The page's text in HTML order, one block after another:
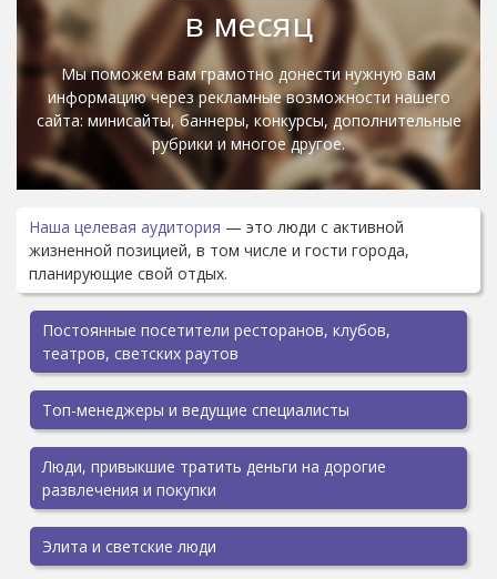
в месяц
Мы поможем вам грамотно донести нужную вам
информацию через рекламные возможности нашего
сайта: минисайты, баннеры, конкурсы, дополнительные
рубрики и многое другое.
Наша целевая аудитория — это люди с активной
жизненной позицией, в том числе и гости города,
планирующие свой отдых.
Постоянные посетители ресторанов, клубов,
театров, светских раутов
Топ-менеджеры и ведущие специалисты
Люди, привыкшие тратить деньги на дорогие
развлечения и покупки
Элита и светские люди